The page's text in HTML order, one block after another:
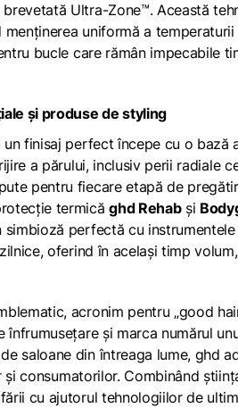
Ultra-Zone™. Această
menținerea uniformă a
bucle care rămân impecabile
și produse de styling
finisaj perfect începe cu o
a părului, inclusiv perii radiale
pentru fiecare etapă de
termicăghd Rehabși
simbioză perfectă cu
oferind în același timp
acronim pentru „good
înfrumusețare și marca numărul
saloane din întreaga lume, ghd
consumatorilor. Combinând
cu ajutorul tehnologiilor de